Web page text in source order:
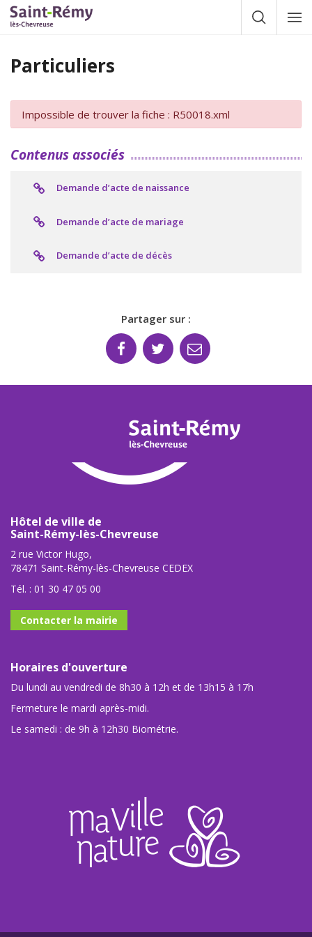
Gestion des traceurs
Afficher la
Particuliers
Impossible de trouver la fiche : R50018.xml
Contenus associés
Demande d’acte de naissance
Demande d’acte de mariage
Demande d’acte de décès
Partager sur :
Hôtel de ville de
Saint-Rémy-lès-Chevreuse
2 rue Victor Hugo,
78471 Saint-Rémy-lès-Chevreuse CEDEX
Tél. : 01 30 47 05 00
Contacter la mairie
Horaires d'ouverture
Du lundi au vendredi de 8h30 à 12h et de 13h15 à 17h
Fermeture le mardi après-midi.
Le samedi : de 9h à 12h30 Biométrie.